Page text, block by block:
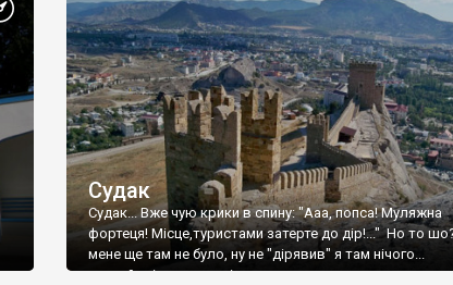
Судак
Судак... Вже чую крики в спину: "Ааа, попса! Муляжна
фортеця! Місце,туристами затерте до дір!..." Но то
мене ще там не було, ну не "дірявив" я там нічого...
принаймні до цього літа.